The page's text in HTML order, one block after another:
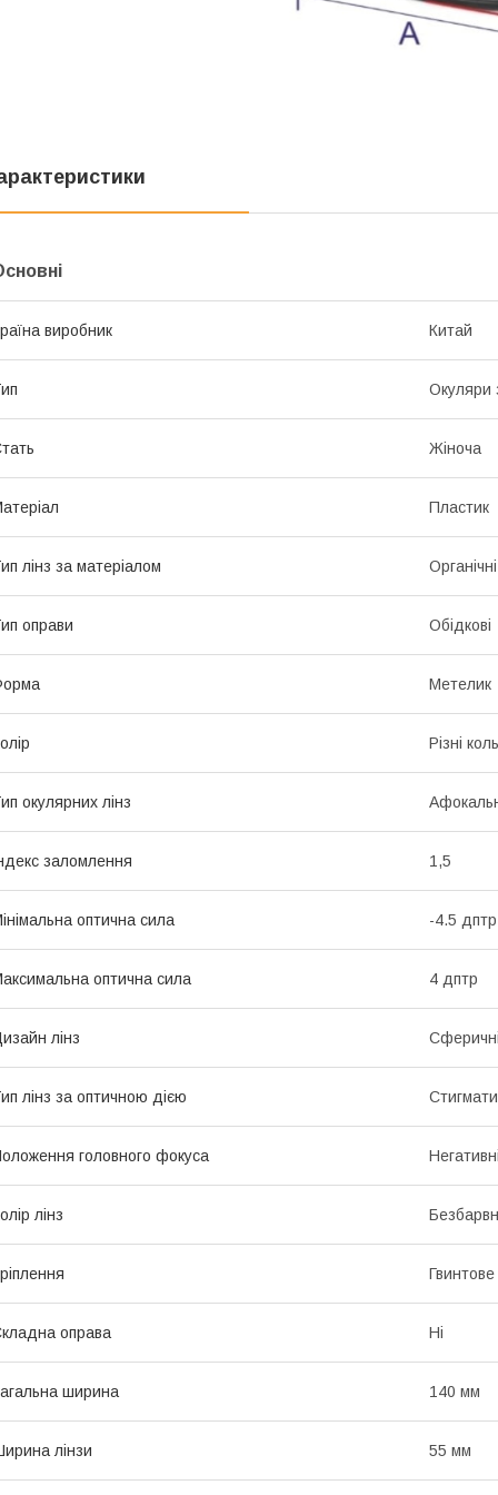
виробник Китай
Окуляри
Жіноча
Пластик
лінз за матеріалом Органічні
оправи Обідкові
Метелик
Різні
окулярних лінз
заломлення 1,5
оптична сила -4.5 дптр
оптична сила 4 дптр
лінз Сферичні
лінз за оптичною дією
головного фокуса Негативні
лінз
Гвинтове
оправа Ні
ширина 140 мм
лінзи 55 мм